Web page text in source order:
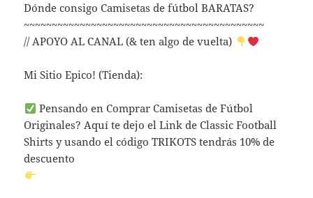
Dónde consigo Camisetas de fútbol BARATAS?
~~~~~~~~~~~~~~~~~~~~~~~~~~~~~~~~~~~~~~~~~~~
// APOYO AL CANAL (& ten algo de vuelta)
Mi Sitio Epico! (Tienda):
Pensando en Comprar Camisetas de Fútbol
Originales? Aquí te dejo el Link de Classic Football
Shirts y usando el código TRIKOTS tendrás 10% de
descuento